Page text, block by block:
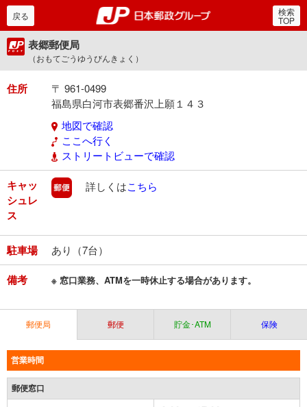
郵便局・日本郵政グルー
戻る 検索
TOP
表郷郵便局
（おもてごうゆうびんきょく）
住所
〒 961-0499
福島県白河市表郷番沢上願１４３
地図で確認
ここへ行く
ストリートビューで確認
キャッ
シュレ
ス
郵便
詳しくはこちら
駐車場 あり（7台）
備考 ※ 窓口業務、ATMを一時休止する場合があります。
郵便局 郵便 貯金･ATM 保険
営業時間
郵便窓口